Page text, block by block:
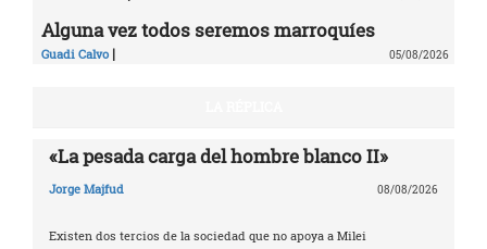
Alguna vez todos seremos marroquíes
Guadi Calvo | 05/08/2026
«La pesada carga del hombre blanco II»
Jorge Majfud 08/08/2026
Existen dos tercios de la sociedad que no apoya a Milei